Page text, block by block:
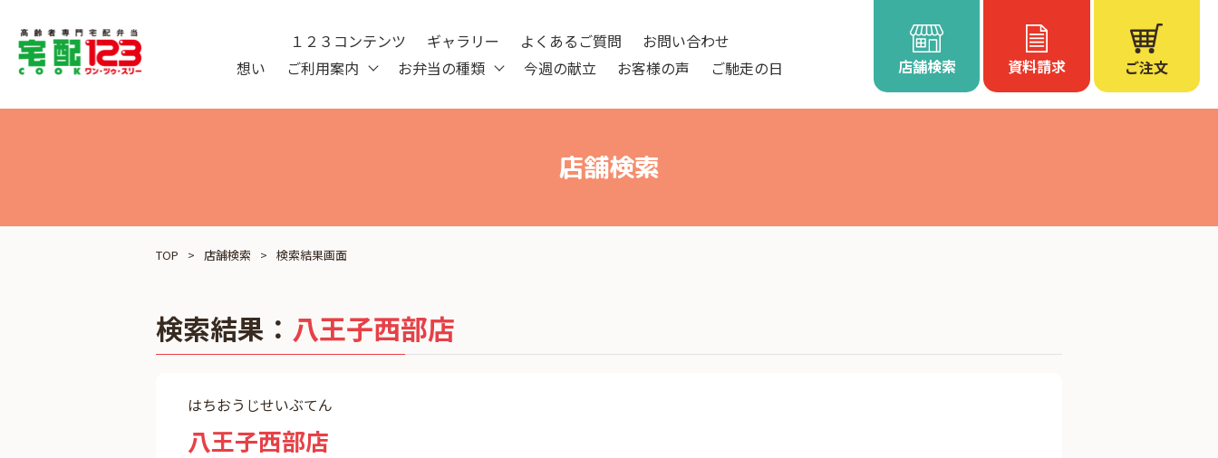
想い ご利用案内 お弁当の種類 今週の献立 お客様の声 ご馳走の日
１２３コンテンツ ギャラリー よくあるご質問
お問い合わせ
店舗検索
資料請求 ご注文
店舗検索
TOP 店舗検索 検索結果画面
検索結果： 八王子西部店
はちおうじせいぶてん
八王子西部店